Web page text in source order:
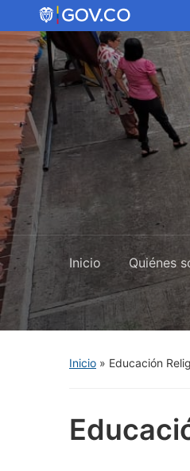
Inicio Quiénes
Inicio » Educación